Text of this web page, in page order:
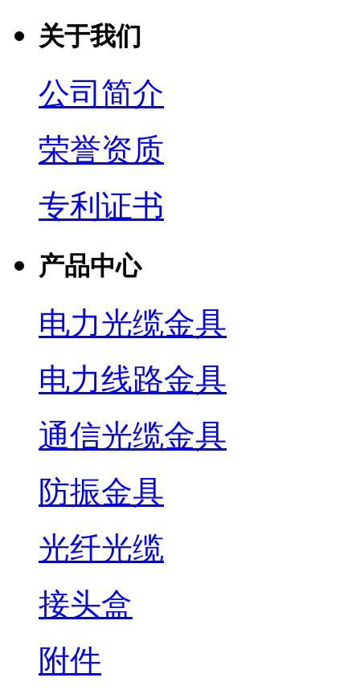
关于我们
公司简介
荣誉资质
专利证书
产品中心
电力光缆金具
电力线路金具
通信光缆金具
防振金具
光纤光缆
接头盒
附件